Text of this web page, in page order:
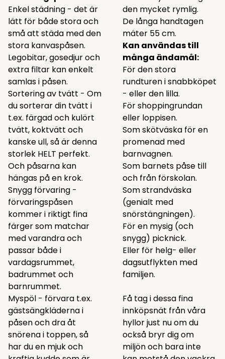
Enkel städning - det är
lätt för både stora och
små att städa med den
stora kanvaspåsen.
Legobitar, gosedjur och
extra filtar kan enkelt
samlas i påsen.
Sortering av tvätt - Om
du sorterar din tvätt i
t.ex. färgad och kulört
tvätt, koktvätt och
kanske ull, så är denna
storlek HELT perfekt.
Och påsarna kan
hängas på en krok.
Snygg förvaring -
förvaringspåsen
kommer i riktigt fina
färger som matchar
med varandra och
passar både i
vardagsrummet,
badrummet och
barnrummet.
Myspöl - förvara t.ex.
gästsängkläderna i
påsen och dra åt
snörena i toppen, så
har du en mjuk och
den mycket rymlig.
De långa handtagen
mäter 55 cm.
Kan användas till
många ändamål:
För den stora
rundturen i snabbköpet
- eller den lilla.
För shoppingrundan
eller loppisen.
Som skötväska för en
promenad med
barnvagnen.
Som barnets påse till
och från förskolan.
Som strandväska
(genialt med
snörstängningen).
För en mysig (och
snygg) picknick.
Eller för helg- eller
dagsutflykten med
familjen.
Få tag i dessa fina
innköpsnät från våra
hyllor just nu om du
också bryr dig om
miljön och bara inte